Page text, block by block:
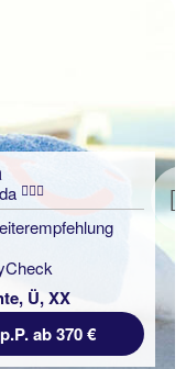
Ü, XX
p.P. ab 370 €